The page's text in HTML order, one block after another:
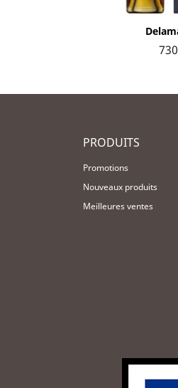

PRODUITS
Promotions
Nouveaux produits
Meilleures ventes